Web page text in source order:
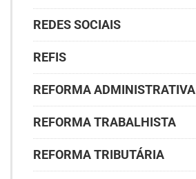
REDES SOCIAIS
REFIS
REFORMA ADMINISTRATIVA
REFORMA TRABALHISTA
REFORMA TRIBUTÁRIA